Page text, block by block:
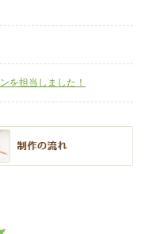
を担当しました！